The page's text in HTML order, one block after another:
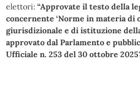
elettori: “Approvate il testo della
concernente ‘Norme in materia di
giurisdizionale e di istituzione
approvato dal Parlamento e
Ufficiale n. 253 del 30 ottobre